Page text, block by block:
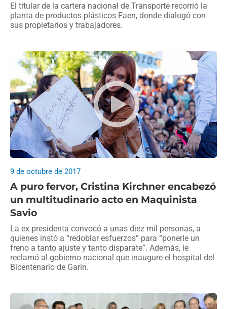
El titular de la cartera nacional de Transporte recorrió la
planta de productos plásticos Faen, donde dialogó con
sus propietarios y trabajadores.
A puro fervor, Cristina Kirchner encabezó
un multitudinario acto en Maquinista
Savio
9 de octubre de 2017
La ex presidenta convocó a unas diez mil personas, a
quienes instó a “redoblar esfuerzos” para “ponerle un
freno a tanto ajuste y tanto disparate”. Además, le
reclamó al gobierno nacional que inaugure el hospital del
Bicentenario de Garín.